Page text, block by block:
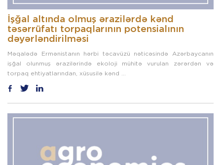
İşğal altında olmuş ərazilərdə kənd
təsərrüfatı torpaqlarının potensialının
dəyərləndirilməsi
Məqalədə Ermənistanın hərbi təcavüzü nəticəsində Azərbaycanın
işğal olunmuş ərazilərində ekoloji mühitə vurulan zərərdən və
torpaq ehtiyatlarından, xüsusilə kənd ...